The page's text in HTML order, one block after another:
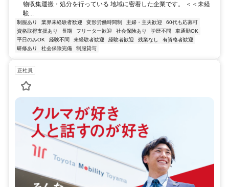
物収集運搬・処分を行っている 地域に密着した企業です。 ＜＜未経
験...
制服あり 業界未経験者歓迎 変形労働時間制 主婦・主夫歓迎
60代も応募可
資格取得支援あり
長期 フリーター歓迎 社会保険あり 学歴不問
車通勤OK
平日のみOK
経験不問 未経験者歓迎 経験者歓迎 残業なし
有資格者歓迎
研修あり
社会保険完備 制服貸与
正社員